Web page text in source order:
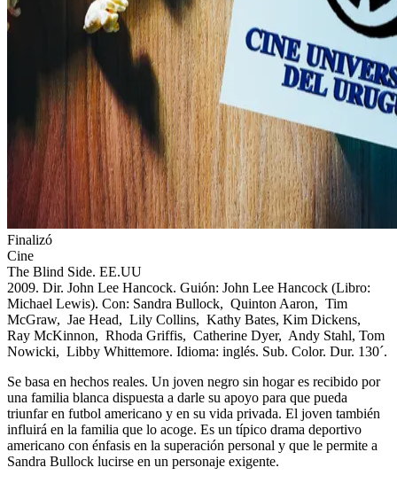
Finalizó
Cine
The Blind Side. EE.UU
2009. Dir. John Lee Hancock. Guión: John Lee Hancock (Libro:
Michael Lewis). Con: Sandra Bullock, Quinton Aaron, Tim
McGraw, Jae Head, Lily Collins, Kathy Bates, Kim Dickens,
Ray McKinnon, Rhoda Griffis, Catherine Dyer, Andy Stahl, Tom
Nowicki, Libby Whittemore. Idioma: inglés. Sub. Color. Dur. 130´.
Se basa en hechos reales. Un joven negro sin hogar es recibido por
una familia blanca dispuesta a darle su apoyo para que pueda
triunfar en futbol americano y en su vida privada. El joven también
influirá en la familia que lo acoge. Es un típico drama deportivo
americano con énfasis en la superación personal y que le permite a
Sandra Bullock lucirse en un personaje exigente.